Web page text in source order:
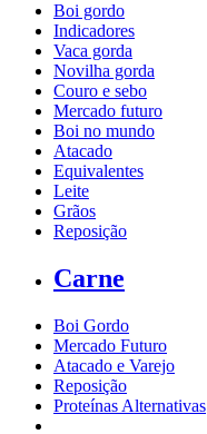
Boi gordo
Indicadores
Vaca gorda
Novilha gorda
Couro e sebo
Mercado futuro
Boi no mundo
Atacado
Equivalentes
Leite
Grãos
Reposição
Carne
Boi Gordo
Mercado Futuro
Atacado e Varejo
Reposição
Proteínas Alternativas